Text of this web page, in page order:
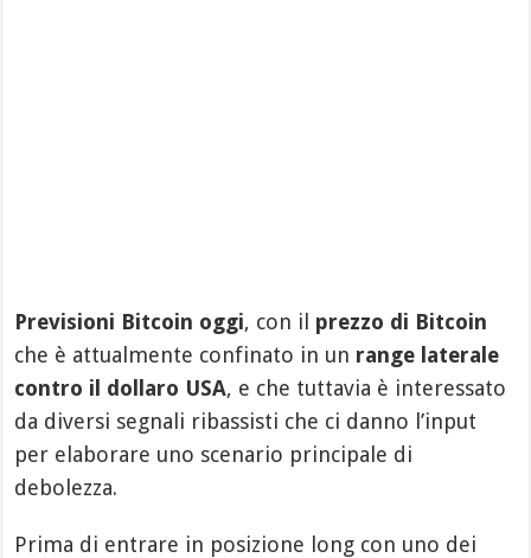
Previsioni Bitcoin oggi, con il prezzo di Bitcoin
che è attualmente confinato in un range laterale
contro il dollaro USA, e che tuttavia è interessato
da diversi segnali ribassisti che ci danno l’input
per elaborare uno scenario principale di
debolezza.
Prima di entrare in posizione long con uno dei